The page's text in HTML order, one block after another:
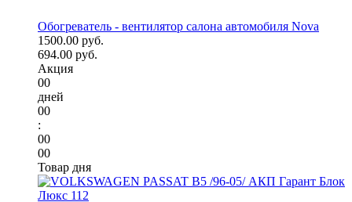
Обогреватель - вентилятор салона автомобиля Nova
1500.00 руб.
694.00 руб.
Акция
00
дней
00
:
00
00
Товар дня